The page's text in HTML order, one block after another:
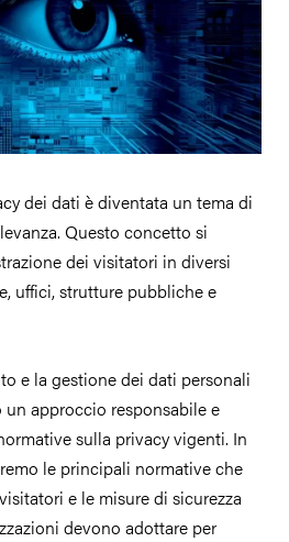
dei dati è diventata un tema di
Questo concetto si
dei visitatori in diversi
uffici, strutture pubbliche e
e la gestione dei dati personali
approccio responsabile e
sulla privacy vigenti. In
le principali normative che
e le misure di sicurezza
devono adottare per